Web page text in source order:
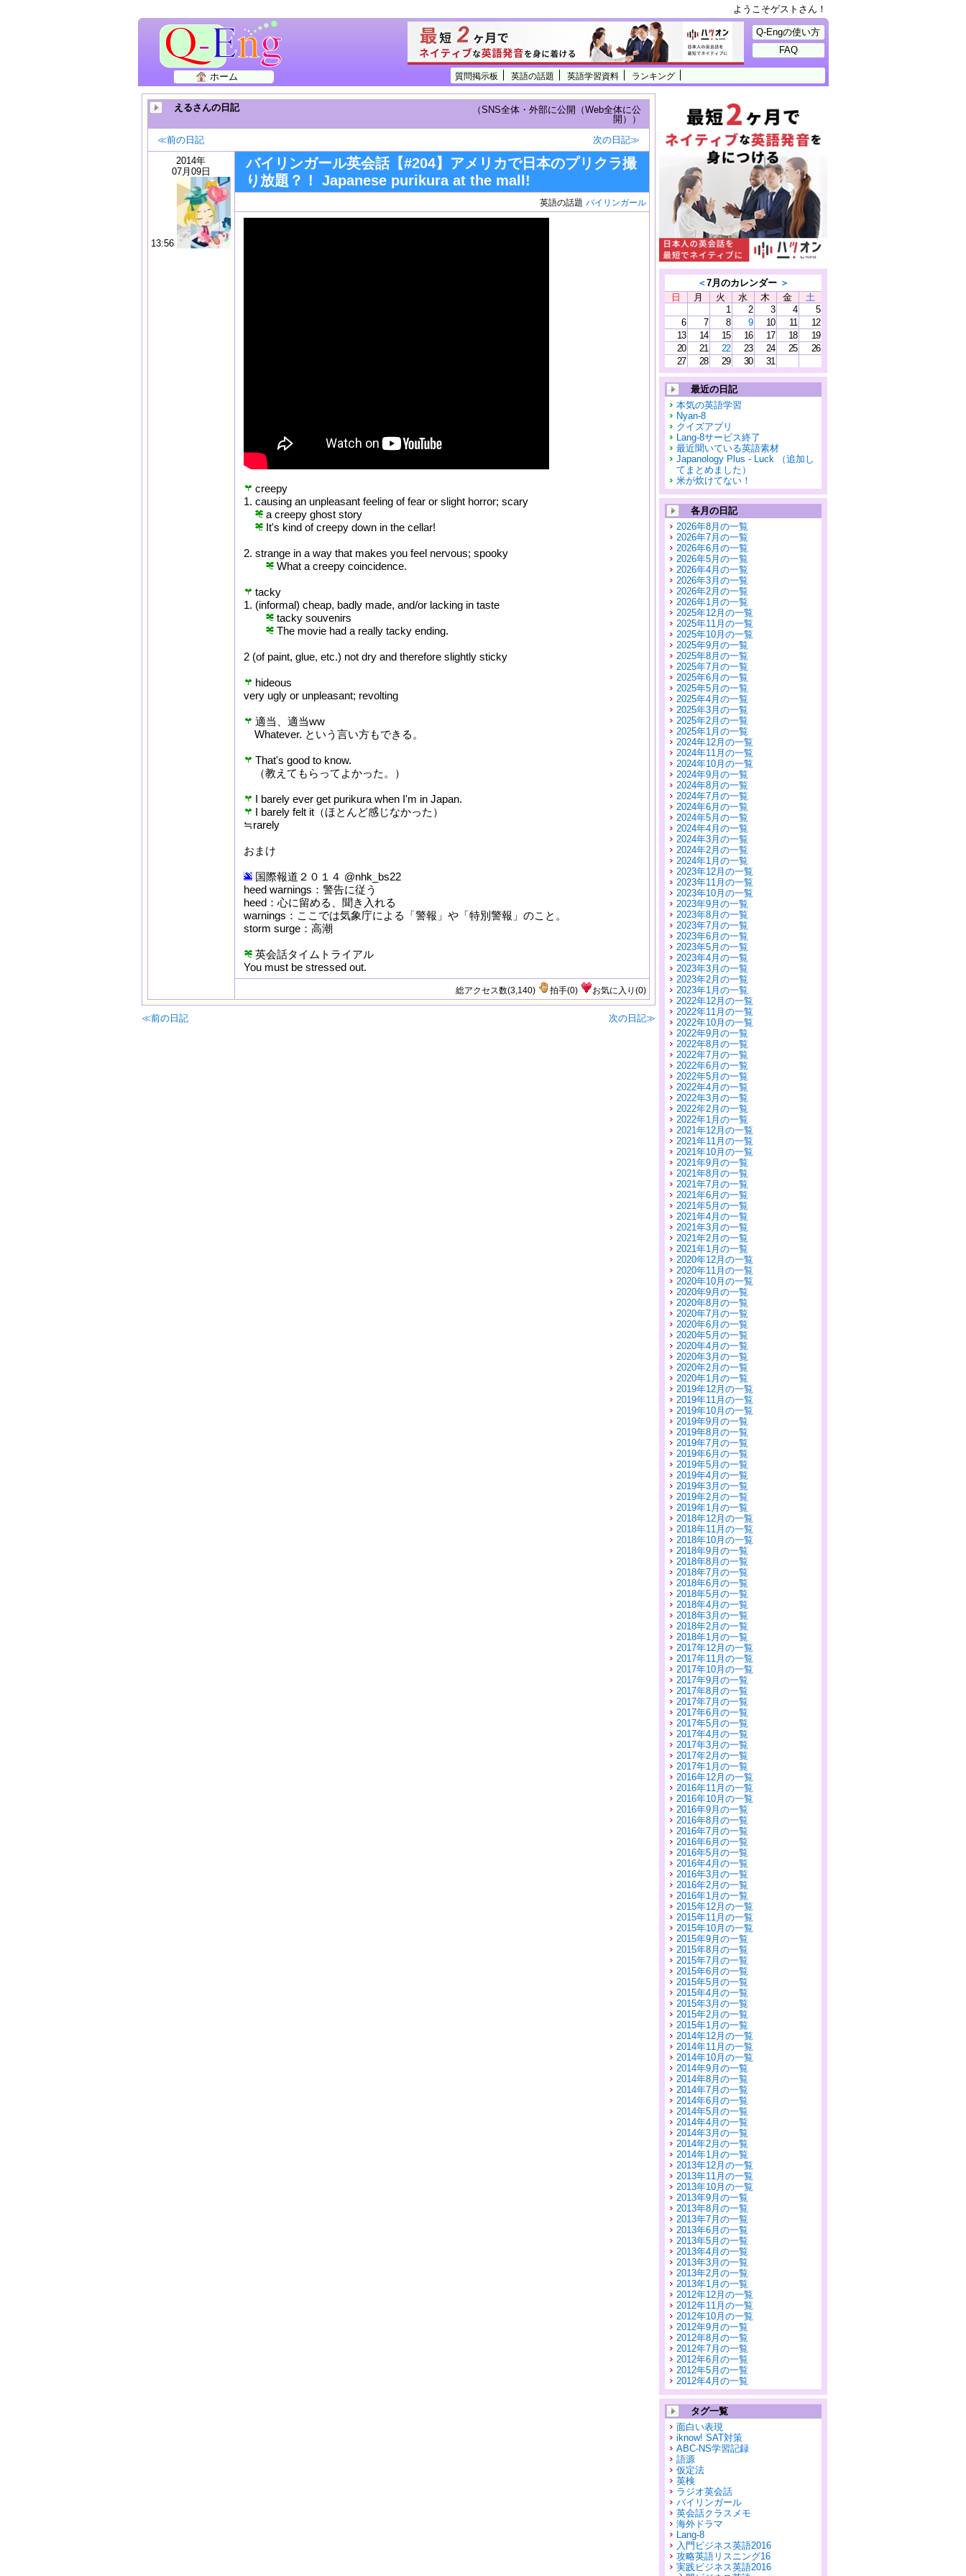
ようこそゲストさん！
質問掲示板 英語の話題 英語学習資料 ランキング
ホーム
Q-Engの使い方
FAQ
えるさんの日記
（SNS全体・外部に公開（Web全体に公
開））
≪前の日記
次の日記≫
2014年
07月09日
13:56
バイリンガール英会話【#204】アメリカで日本のプリクラ撮
り放題？！ Japanese purikura at the mall!
英語の話題 バイリンガール
creepy
1. causing an unpleasant feeling of fear or slight horror; scary
a creepy ghost story
It's kind of creepy down in the cellar!
2. strange in a way that makes you feel nervous; spooky
What a creepy coincidence.
tacky
1. (informal) cheap, badly made, and/or lacking in taste
tacky souvenirs
The movie had a really tacky ending.
2 (of paint, glue, etc.) not dry and therefore slightly sticky
hideous
very ugly or unpleasant; revolting
適当、適当ww
Whatever. という言い方もできる。
That's good to know.
（教えてもらってよかった。）
I barely ever get purikura when I'm in Japan.
I barely felt it（ほとんど感じなかった）
≒rarely
おまけ
国際報道２０１４ @nhk_bs22
heed warnings：警告に従う
heed：心に留める、聞き入れる
warnings：ここでは気象庁による「警報」や「特別警報」のこと。
storm surge：高潮
英会話タイムトライアル
You must be stressed out.
総アクセス数(3,140) 拍手(0) お気に入り (0)
≪前の日記 次の日記≫
＜7月のカレンダー ＞
日
月 火 水 木 金
土
1
2 3 4
5
6
7 8 9 10 11
12
13
14 15 16 17 18
19
20
21 22 23 24 25
26
27
28 29 30 31
最近の日記
本気の英語学習
Nyan-8
クイズアプリ
Lang-8サービス終了
最近聞いている英語素材
Japanology Plus - Luck （追加し
てまとめました）
米が炊けてない！
各月の日記
2026年8月の一覧
2026年7月の一覧
2026年6月の一覧
2026年5月の一覧
2026年4月の一覧
2026年3月の一覧
2026年2月の一覧
2026年1月の一覧
2025年12月の一覧
2025年11月の一覧
2025年10月の一覧
2025年9月の一覧
2025年8月の一覧
2025年7月の一覧
2025年6月の一覧
2025年5月の一覧
2025年4月の一覧
2025年3月の一覧
2025年2月の一覧
2025年1月の一覧
2024年12月の一覧
2024年11月の一覧
2024年10月の一覧
2024年9月の一覧
2024年8月の一覧
2024年7月の一覧
2024年6月の一覧
2024年5月の一覧
2024年4月の一覧
2024年3月の一覧
2024年2月の一覧
2024年1月の一覧
2023年12月の一覧
2023年11月の一覧
2023年10月の一覧
2023年9月の一覧
2023年8月の一覧
2023年7月の一覧
2023年6月の一覧
2023年5月の一覧
2023年4月の一覧
2023年3月の一覧
2023年2月の一覧
2023年1月の一覧
2022年12月の一覧
2022年11月の一覧
2022年10月の一覧
2022年9月の一覧
2022年8月の一覧
2022年7月の一覧
2022年6月の一覧
2022年5月の一覧
2022年4月の一覧
2022年3月の一覧
2022年2月の一覧
2022年1月の一覧
2021年12月の一覧
2021年11月の一覧
2021年10月の一覧
2021年9月の一覧
2021年8月の一覧
2021年7月の一覧
2021年6月の一覧
2021年5月の一覧
2021年4月の一覧
2021年3月の一覧
2021年2月の一覧
2021年1月の一覧
2020年12月の一覧
2020年11月の一覧
2020年10月の一覧
2020年9月の一覧
2020年8月の一覧
2020年7月の一覧
2020年6月の一覧
2020年5月の一覧
2020年4月の一覧
2020年3月の一覧
2020年2月の一覧
2020年1月の一覧
2019年12月の一覧
2019年11月の一覧
2019年10月の一覧
2019年9月の一覧
2019年8月の一覧
2019年7月の一覧
2019年6月の一覧
2019年5月の一覧
2019年4月の一覧
2019年3月の一覧
2019年2月の一覧
2019年1月の一覧
2018年12月の一覧
2018年11月の一覧
2018年10月の一覧
2018年9月の一覧
2018年8月の一覧
2018年7月の一覧
2018年6月の一覧
2018年5月の一覧
2018年4月の一覧
2018年3月の一覧
2018年2月の一覧
2018年1月の一覧
2017年12月の一覧
2017年11月の一覧
2017年10月の一覧
2017年9月の一覧
2017年8月の一覧
2017年7月の一覧
2017年6月の一覧
2017年5月の一覧
2017年4月の一覧
2017年3月の一覧
2017年2月の一覧
2017年1月の一覧
2016年12月の一覧
2016年11月の一覧
2016年10月の一覧
2016年9月の一覧
2016年8月の一覧
2016年7月の一覧
2016年6月の一覧
2016年5月の一覧
2016年4月の一覧
2016年3月の一覧
2016年2月の一覧
2016年1月の一覧
2015年12月の一覧
2015年11月の一覧
2015年10月の一覧
2015年9月の一覧
2015年8月の一覧
2015年7月の一覧
2015年6月の一覧
2015年5月の一覧
2015年4月の一覧
2015年3月の一覧
2015年2月の一覧
2015年1月の一覧
2014年12月の一覧
2014年11月の一覧
2014年10月の一覧
2014年9月の一覧
2014年8月の一覧
2014年7月の一覧
2014年6月の一覧
2014年5月の一覧
2014年4月の一覧
2014年3月の一覧
2014年2月の一覧
2014年1月の一覧
2013年12月の一覧
2013年11月の一覧
2013年10月の一覧
2013年9月の一覧
2013年8月の一覧
2013年7月の一覧
2013年6月の一覧
2013年5月の一覧
2013年4月の一覧
2013年3月の一覧
2013年2月の一覧
2013年1月の一覧
2012年12月の一覧
2012年11月の一覧
2012年10月の一覧
2012年9月の一覧
2012年8月の一覧
2012年7月の一覧
2012年6月の一覧
2012年5月の一覧
2012年4月の一覧
タグ一覧
面白い表現
iknow! SAT対策
ABC-NS学習記録
語源
仮定法
英検
ラジオ英会話
バイリンガール
英会話クラスメモ
海外ドラマ
Lang-8
入門ビジネス英語2016
攻略英語リスニング16
実践ビジネス英語2016